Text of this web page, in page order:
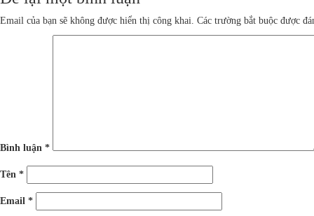
Email của bạn sẽ không được hiển thị công khai. Các trường bắt buộc được
Bình luận *
Tên *
Email *